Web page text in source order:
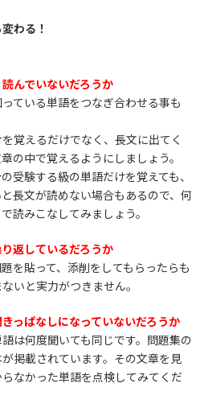
わる！
んでいないだろうか
ている単語をつなぎ合わせる事も
覚えるだけでなく、長文に出てく
の中で覚えるようにしましょう。
受験する級の単語だけを覚えても、
長文が読めない場合もあるので、何
読みこなしてみましょう。
返しているだろうか
を貼って、添削をしてもらったらも
いと実力がつきません。
っぱなしになっていないだろうか
は何度聞いても同じです。問題集の
掲載されています。その文章を見
なかった単語を点検してみてくだ